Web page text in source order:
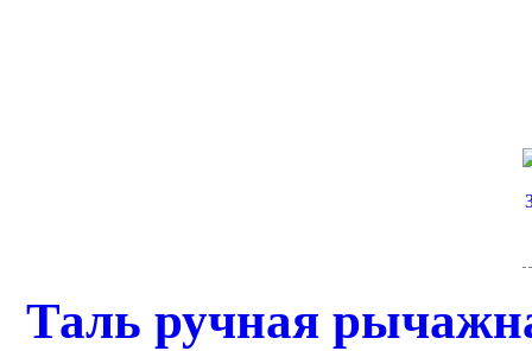
Таль ручная